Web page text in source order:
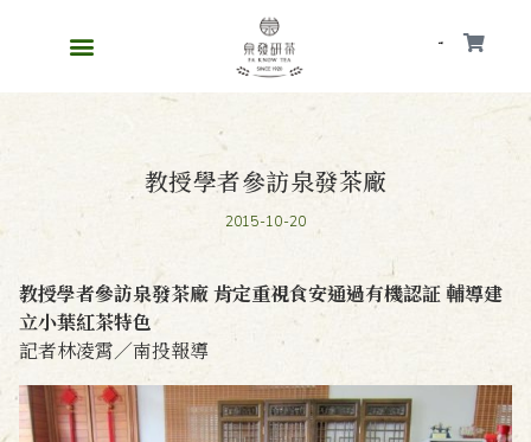
會員
教授學者參訪泉發茶廠
2015-10-20
教授學者參訪泉發茶廠 肯定重視食安通過有機認証 輔導建
立小葉紅茶特色
記者林凌霄／南投報導